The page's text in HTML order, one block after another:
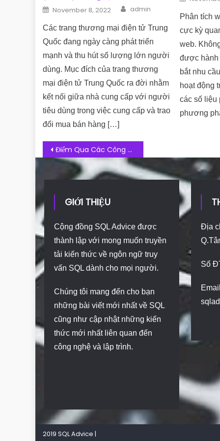
Posted on
November 8, 2022 Author
admin
Các trang thương mại điện tử Trung
Quốc đang ngày càng phát triển
mạnh và thu hút số lượng lớn người
dùng. Mục đích của trang thương
mại điện tử Trung Quốc ra đời nhằm
kết nối giữa nhà cung cấp với người
tiêu dùng trong việc cung cấp và trao
đổi mua bán hàng […]
Phân tích
cực kỳ
web.
được hành
bắt nhu
hoạt động
các số liệu
phương
Post navigation
Điểm Qua Các Công Cụ SEO YouTube Hiệu Quả, Lên Top Nhanh
GIỚI THIỆU
Cộng đồng SQL Advice được
thành lập với mong muốn truyền
tải kiến thức về ngôn ngữ truy
vấn SQL dành cho mọi người.
Chúng tôi mang đến cho bạn
những bài viết mới nhất về SQL
cũng như cập nhật những kiến
thức mới nhất liên quan đến
công nghệ và lập trình.
Địa
Số
2019 SQL Advice |